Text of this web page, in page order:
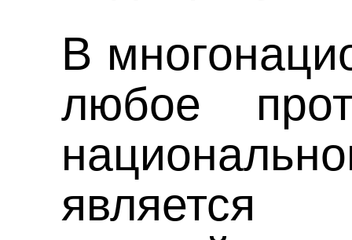
В
любое
является